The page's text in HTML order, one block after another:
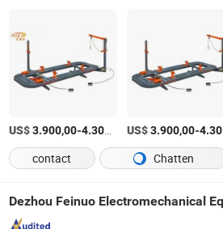
US$3.900,00-4.300,00 /Set
US$3.900,00-4.300,00
contact
Chatten